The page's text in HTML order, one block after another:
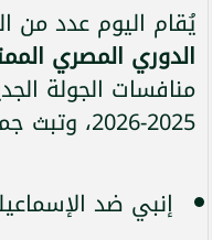
يُقام اليوم عدد
الدوري المصري
منافسات الجولة
2025-2026، وتبث جميعها عبر قناة
إنبي ضد